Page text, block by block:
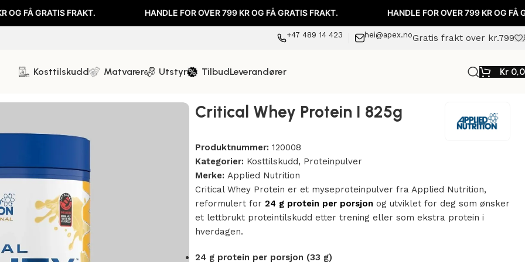
FRAKT. HANDLE FOR OVER 799 KR OG FÅ GRATIS FRAKT. HANDLE FOR OVER 799 KR OG FÅ GRATIS
+47 489 14 423 hei@apex.noGratis frakt over kr.799
Kosttilskudd Matvarer Utstyr TilbudLeverandører Kr
Critical Whey Protein I 825g
Produktnummer:120008
Kategorier: Kosttilskudd, Proteinpulver
Merke: Applied Nutrition
Critical Whey Protein er et myseproteinpulver fra Applied Nutrition,
reformulert for24 g protein per porsjon og utviklet for deg som ønsker
et lettbrukt proteintilskudd etter trening eller som ekstra protein i
hverdagen.
24 g protein per porsjon (33 g)